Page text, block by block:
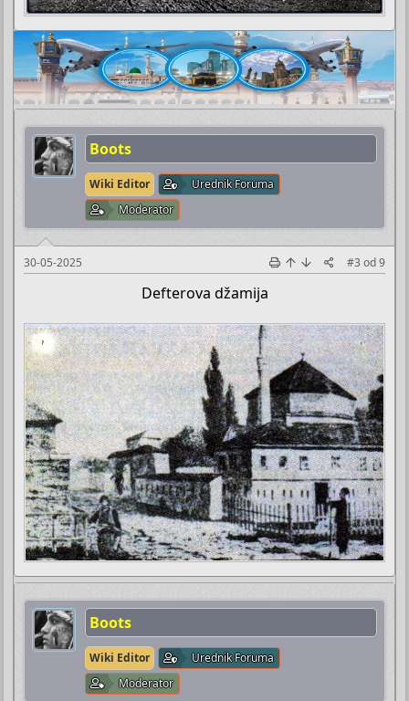
Boots
Wiki Editor
Urednik Foruma
Moderator
30-05-2025 #3 od9
Defterova džamija
Boots
Wiki Editor
Urednik Foruma
Moderator